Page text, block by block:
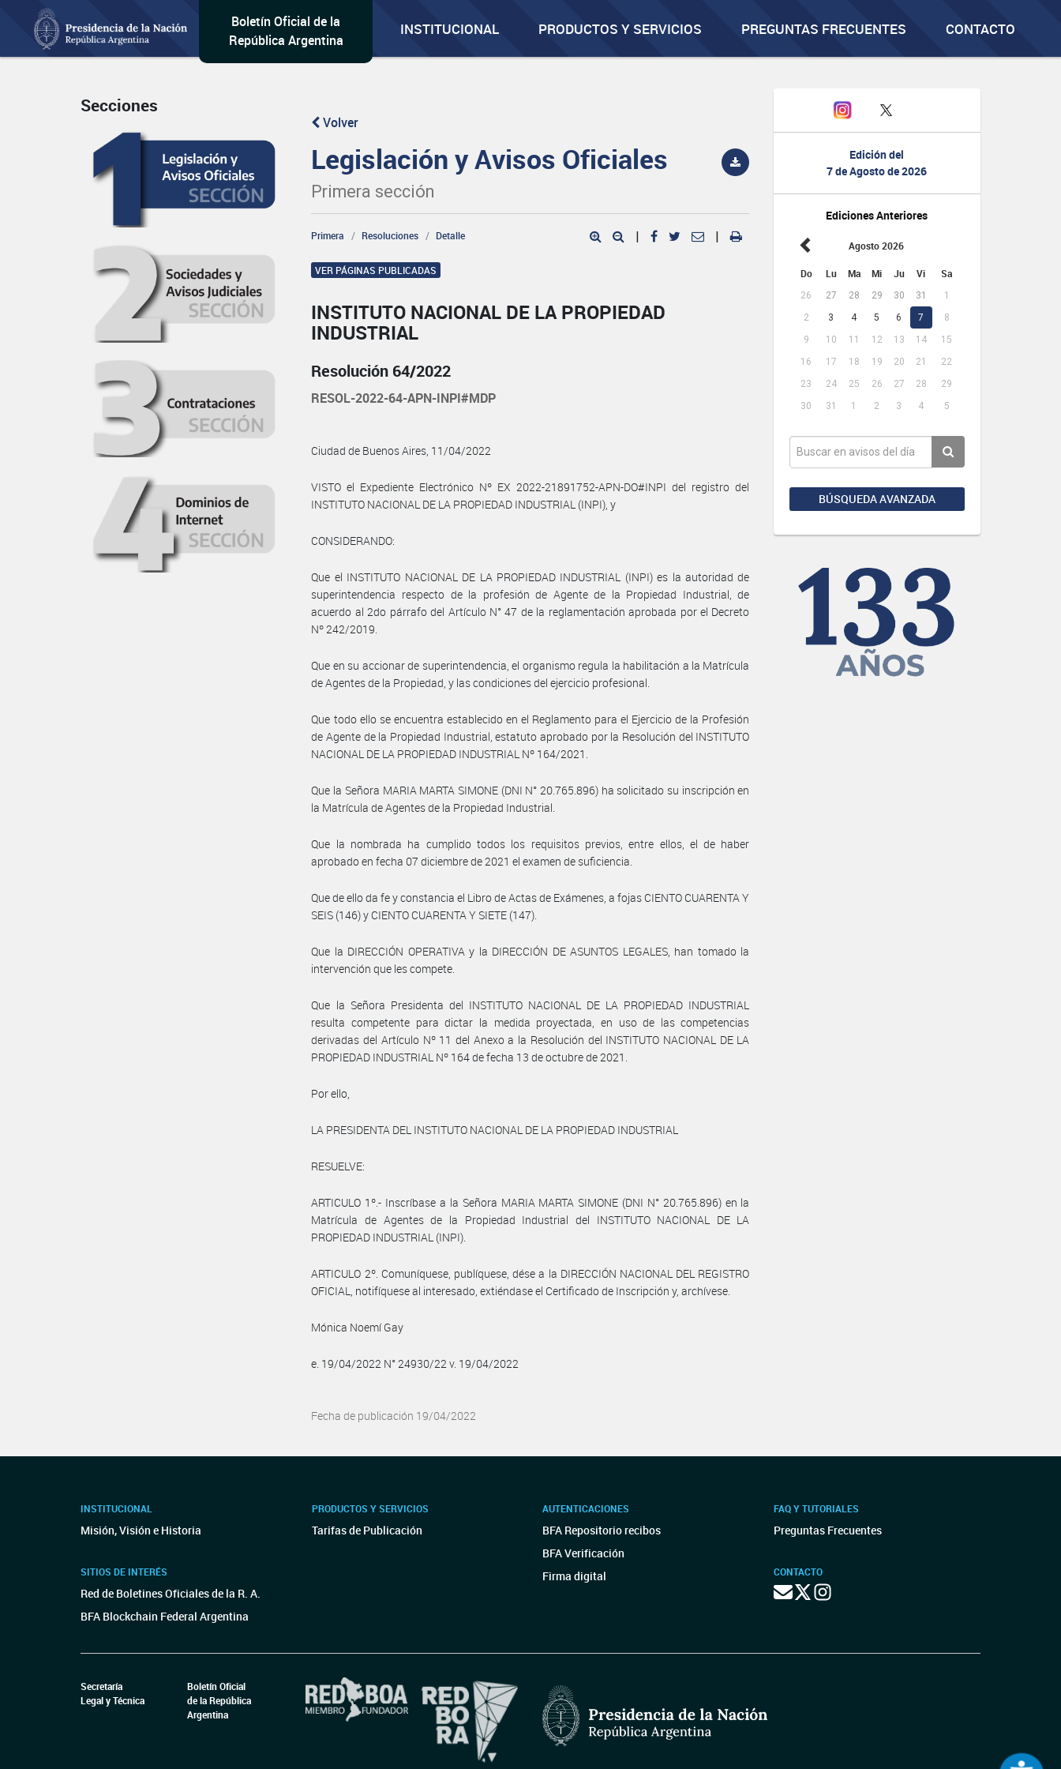
Boletín Oficial de la
República Argentina
INSTITUCIONAL PRODUCTOS Y SERVICIOS PREGUNTAS FRECUENTES CONTACTO
Edición del
7 de Agosto de 2026
Ediciones Anteriores
Agosto 2026
Do Lu Ma Mi Ju Vi Sa
26 27 28 29 30 31
1
2
3 4 5 6 7
8
9
10 11 12 13 14
15
16
17 18 19 20 21
22
23
24 25 26 27 28
29
30
31 1 2 3 4 5
BÚSQUEDA AVANZADA
Secciones
Volver
Legislación y Avisos Oficiales
Primera sección
Primera Resoluciones Detalle | |
VER PÁGINAS PUBLICADAS
INSTITUTO NACIONAL DE LA PROPIEDAD
INDUSTRIAL
Resolución 64/2022
RESOL-2022-64-APN-INPI#MDP
Ciudad de Buenos Aires, 11/04/2022
VISTO el Expediente Electrónico Nº EX 2022-21891752-APN-DO#INPI del registro del
INSTITUTO NACIONAL DE LA PROPIEDAD INDUSTRIAL (INPI), y
CONSIDERANDO:
Que el INSTITUTO NACIONAL DE LA PROPIEDAD INDUSTRIAL (INPI) es la autoridad de
superintendencia respecto de la profesión de Agente de la Propiedad Industrial, de
acuerdo al 2do párrafo del Artículo N° 47 de la reglamentación aprobada por el Decreto
Nº 242/2019.
Que en su accionar de superintendencia, el organismo regula la habilitación a la Matrícula
de Agentes de la Propiedad, y las condiciones del ejercicio profesional.
Que todo ello se encuentra establecido en el Reglamento para el Ejercicio de la Profesión
de Agente de la Propiedad Industrial, estatuto aprobado por la Resolución del INSTITUTO
NACIONAL DE LA PROPIEDAD INDUSTRIAL Nº 164/2021.
Que la Señora MARIA MARTA SIMONE (DNI N° 20.765.896) ha solicitado su inscripción en
la Matrícula de Agentes de la Propiedad Industrial.
Que la nombrada ha cumplido todos los requisitos previos, entre ellos, el de haber
aprobado en fecha 07 diciembre de 2021 el examen de suficiencia.
Que de ello da fe y constancia el Libro de Actas de Exámenes, a fojas CIENTO CUARENTA Y
SEIS (146) y CIENTO CUARENTA Y SIETE (147).
Que la DIRECCIÓN OPERATIVA y la DIRECCIÓN DE ASUNTOS LEGALES, han tomado la
intervención que les compete.
Que la Señora Presidenta del INSTITUTO NACIONAL DE LA PROPIEDAD INDUSTRIAL
resulta competente para dictar la medida proyectada, en uso de las competencias
derivadas del Artículo Nº 11 del Anexo a la Resolución del INSTITUTO NACIONAL DE LA
PROPIEDAD INDUSTRIAL Nº 164 de fecha 13 de octubre de 2021.
Por ello,
LA PRESIDENTA DEL INSTITUTO NACIONAL DE LA PROPIEDAD INDUSTRIAL
RESUELVE:
ARTICULO 1º.- Inscríbase a la Señora MARIA MARTA SIMONE (DNI N° 20.765.896) en la
Matrícula de Agentes de la Propiedad Industrial del INSTITUTO NACIONAL DE LA
PROPIEDAD INDUSTRIAL (INPI).
ARTICULO 2º. Comuníquese, publíquese, dése a la DIRECCIÓN NACIONAL DEL REGISTRO
OFICIAL, notifíquese al interesado, extiéndase el Certificado de Inscripción y, archívese.
Mónica Noemí Gay
e. 19/04/2022 N° 24930/22 v. 19/04/2022
Fecha de publicación 19/04/2022
INSTITUCIONAL
Misión, Visión e Historia
SITIOS DE INTERÉS
Red de Boletines Oficiales de la R. A.
BFA Blockchain Federal Argentina
PRODUCTOS Y SERVICIOS
Tarifas de Publicación
AUTENTICACIONES
BFA Repositorio recibos
BFA Verificación
Firma digital
FAQ Y TUTORIALES
Preguntas Frecuentes
CONTACTO
Secretaría
Legal y Técnica
Boletín Oficial
de la República
Argentina